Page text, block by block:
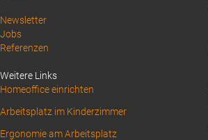
Above
Footer
Newsletter
Jobs
Referenzen
Weitere Links
Homeoffice einrichten
Arbeitsplatz im Kinderzimmer
Ergonomie am Arbeitsplatz